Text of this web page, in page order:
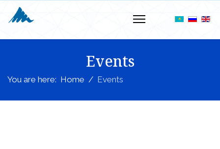
Events
You are here: Home Events